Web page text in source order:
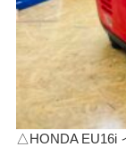
△HONDA EU16i